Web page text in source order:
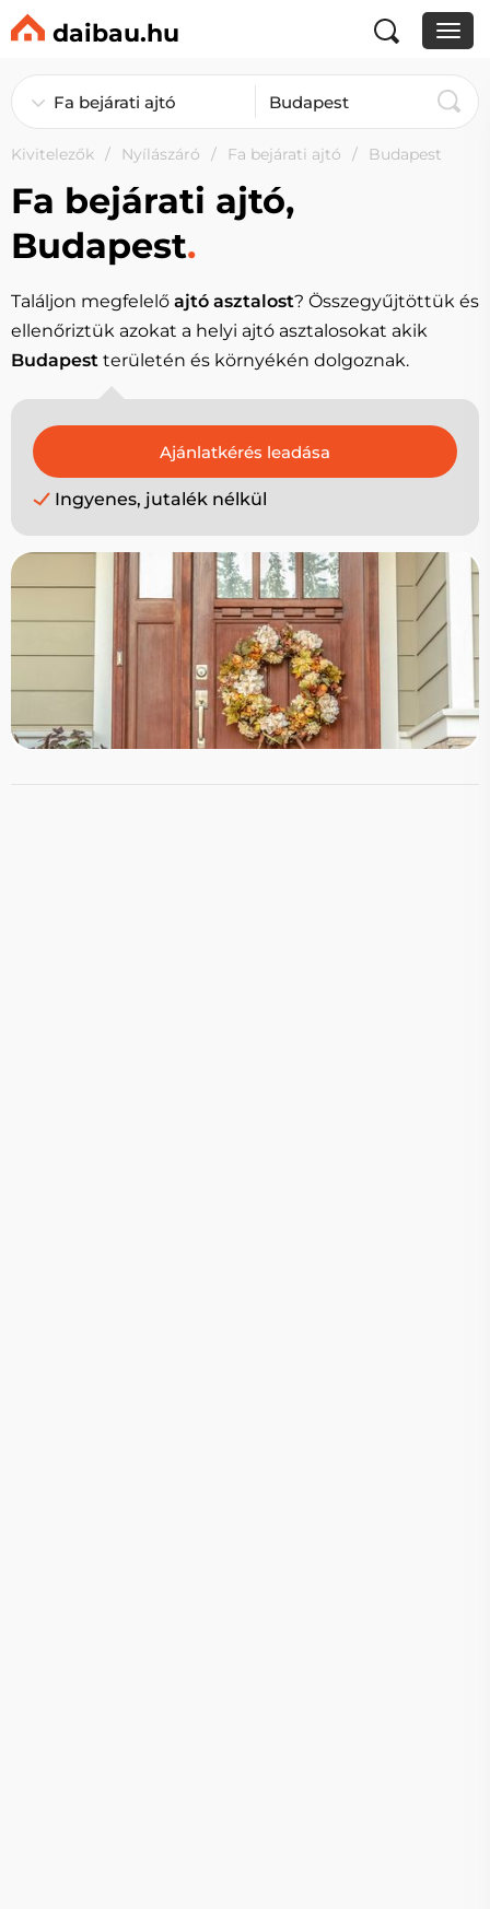
daibau.hu
Kivitelezők Nyílászáró Fa bejárati ajtó Budapest
Fa bejárati ajtó,
Budapest.
Találjon megfelelő ajtó asztalost? Összegyűjtöttük és
ellenőriztük azokat a helyi ajtó asztalosokat akik
Budapest területén és környékén dolgoznak.
Ingyenes, jutalék nélkül